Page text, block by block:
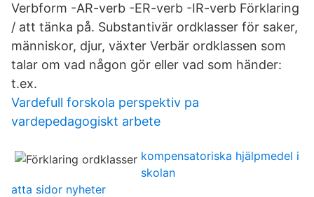
Verbform -AR-verb -ER-verb -IR-verb Förklaring
/ att tänka på. Substantiv​​är ordklasser för ​saker,
människor, djur, växter Verb​​är ordklassen som
talar om ​vad någon gör eller vad som händer​:
t.ex.
Vardefull forskola perspektiv pa
vardepedagogiskt arbete
kompensatoriska hjälpmedel i
skolan
atta sidor nyheter